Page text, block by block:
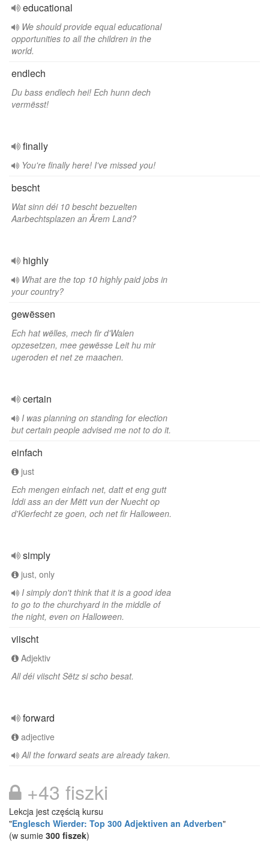
educational
We should provide equal educational
opportunities to all the children in the
world.
endlech
Du bass endlech hei! Ech hunn dech
vermësst!
finally
You're finally here! I've missed you!
bescht
Wat sinn déi 10 bescht bezuelten
Aarbechtsplazen an Ärem Land?
highly
What are the top 10 highly paid jobs in
your country?
gewëssen
Ech hat wëlles, mech fir d'Walen
opzesetzen, mee gewësse Leit hu mir
ugeroden et net ze maachen.
certain
I was planning on standing for election
but certain people advised me not to do it.
einfach
just
Ech mengen einfach net, datt et eng gutt
Iddi ass an der Mëtt vun der Nuecht op
d'Kierfecht ze goen, och net fir Halloween.
simply
just, only
I simply don't think that it is a good idea
to go to the churchyard in the middle of
the night, even on Halloween.
viischt
Adjektiv
All déi viischt Sëtz si scho besat.
forward
adjective
All the forward seats are already taken.
+43 fiszki
Lekcja jest częścią kursu
"Englesch Wierder: Top 300 Adjektiven an Adverben"
(w sumie 300 fiszek)